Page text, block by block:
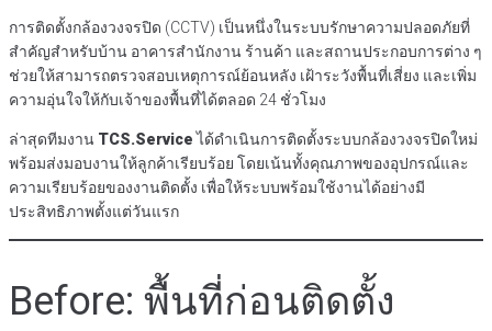
การติดตั้งกล้องวงจรปิด (CCTV) เป็นหนึ่งในระบบรักษาความปลอดภัยที่
สำคัญสำหรับบ้าน อาคารสำนักงาน ร้านค้า และสถานประกอบการต่าง ๆ
ช่วยให้สามารถตรวจสอบเหตุการณ์ย้อนหลัง เฝ้าระวังพื้นที่เสี่ยง และเพิ่ม
ความอุ่นใจให้กับเจ้าของพื้นที่ได้ตลอด 24 ชั่วโมง
ล่าสุดทีมงาน TCS.Serviceได้ดำเนินการติดตั้งระบบกล้องวงจรปิดใหม่
พร้อมส่งมอบงานให้ลูกค้าเรียบร้อย โดยเน้นทั้งคุณภาพของอุปกรณ์และ
ความเรียบร้อยของงานติดตั้ง เพื่อให้ระบบพร้อมใช้งานได้อย่างมี
ประสิทธิภาพตั้งแต่วันแรก
Before: พื้นที่ก่อนติดตั้ง